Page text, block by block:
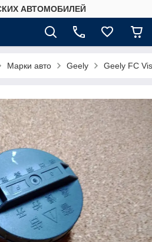
АВТОМОБИЛЕЙ
Марки авто Geely Geely FC